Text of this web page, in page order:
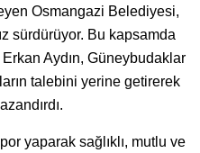
Osmangazi Belediyesi,
sürdürüyor. Bu kapsamda
Aydın, Güneybudaklar
talebini yerine getirerek
yaparak sağlıklı, mutlu ve